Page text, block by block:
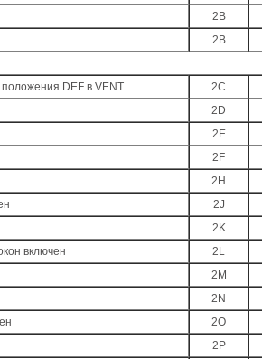
2B
2B
DEF в VENT
2C
2D
2E
2F
2H
2J
2K
включен
2L
2M
2N
2O
2P